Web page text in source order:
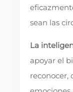
sean las
La
apoyar el
reconocer,